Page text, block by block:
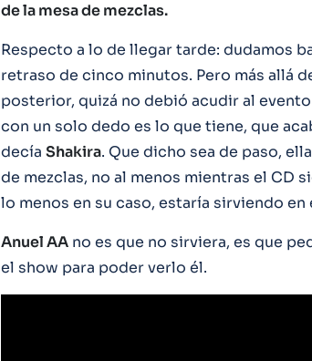
de la mesa de mezclas.
Respecto a lo de llegar tarde: dudamos
retraso de cinco minutos. Pero más allá
posterior, quizá no debió acudir al
con un solo dedo es lo que tiene, que
decía Shakira. Que dicho sea de paso,
de mezclas, no al menos mientras el CD
lo menos en su caso, estaría sirviendo en
Anuel AA no es que no sirviera, es que
el show para poder verlo él.